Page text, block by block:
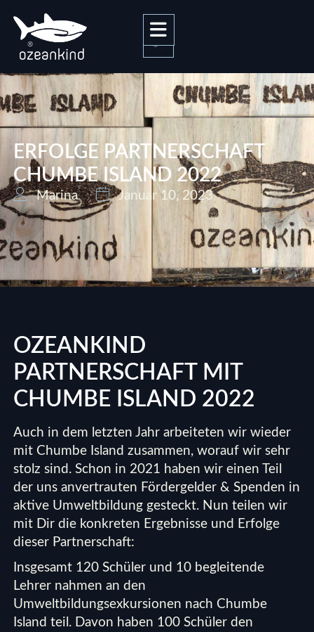
0
ERFOLGE PARTNERSCHAFT
CHUMBE ISLAND 2022
Marina Januar 10, 2023
OZEANKIND
PARTNERSCHAFT MIT
CHUMBE ISLAND 2022
Auch in dem letzten Jahr arbeiteten wir wieder
mit Chumbe Island zusammen, worauf wir sehr
stolz sind. Schon in 2021 haben wir einen Teil
der uns anvertrauten Fördergelder & Spenden in
aktive Umweltbildung gesteckt. Nun teilen wir
mit Dir die konkreten Ergebnisse und Erfolge
dieser Partnerschaft:
Insgesamt 120 Schüler und 10 begleitende
Lehrer nahmen an den
Umweltbildungsexkursionen nach Chumbe
Island teil. Davon haben 100 Schüler den